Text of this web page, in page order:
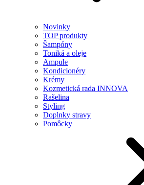
Novinky
TOP produkty
Šampóny
Toniká a oleje
Ampule
Kondicionéry
Krémy
Kozmetická rada INNOVA
Rašelina
Styling
Doplnky stravy
Pomôcky